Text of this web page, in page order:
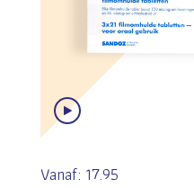
Vanaf: 17.95